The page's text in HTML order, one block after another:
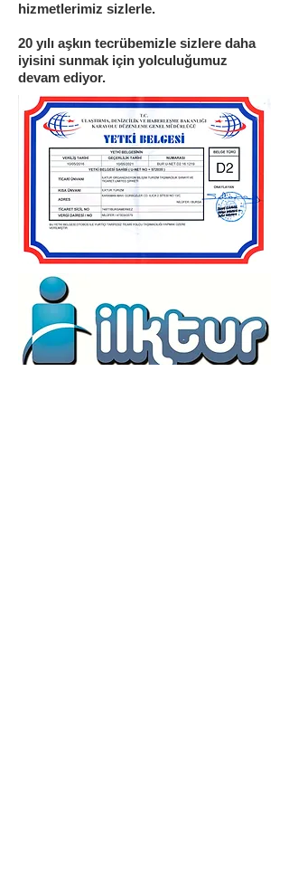
hizmetlerimiz sizlerle.
20 yılı aşkın tecrübemizle sizlere daha
iyisini sunmak için yolculuğumuz
devam ediyor.